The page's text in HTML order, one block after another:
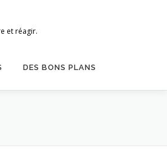
et réagir.
DES BONS PLANS